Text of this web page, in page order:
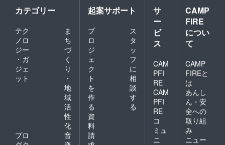
カテゴリー
テク
ノロ
ジー
・ガ
ジェ
ット
ま
ち
づ
く
り
・
地
域
活
性
化
プロ
音
起案サポート
プ
ロ
ジ
ェ
ク
ト
を
作
る
ス
タ
ッ
フ
に
相
談
す
る
資
料
請
サ
ー
ビ
ス
CAM
PFI
RE
CAM
PFI
RE
コ
ミュ
ニ
CAMP
FIRE
につい
て
CAMP
FIREと
は
あんし
ん・安
全への
取り組
み
ニュー